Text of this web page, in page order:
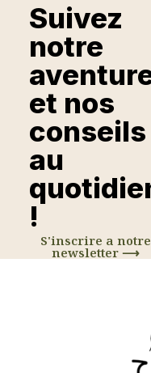
Suivez
notre
et nos
conseils
au
!
S'inscrire a notre
newsletter ⟶